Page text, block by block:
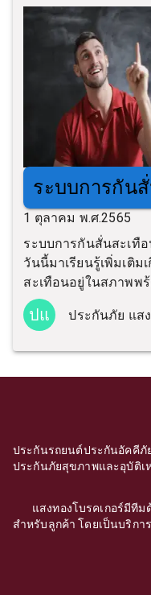
ระบบการกัน
1 ตุลาคม พ.ศ.2565
ระบบการกันสั่นสะเทื
วันนี้มาเรียนรู้เพิ่มเติ
สะเทือนอยู่ในสภาพพ
ปแ ประกันภัย แส
ประกันรถยนต์ประกันอัคคีภั
ประกันภัยสุขภาพและอุบัติเ
แสงทองโบรคเกอร์มีที
สำหรับลูกค้า โดยเป็นบริก